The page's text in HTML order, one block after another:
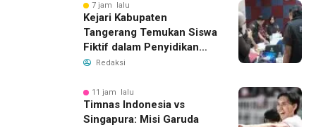
7 jam lalu
Kejari Kabupaten
Tangerang Temukan Siswa
Fiktif dalam Penyidikan
Dana BOP PKBM
Redaksi
11 jam lalu
Timnas Indonesia vs
Singapura: Misi Garuda